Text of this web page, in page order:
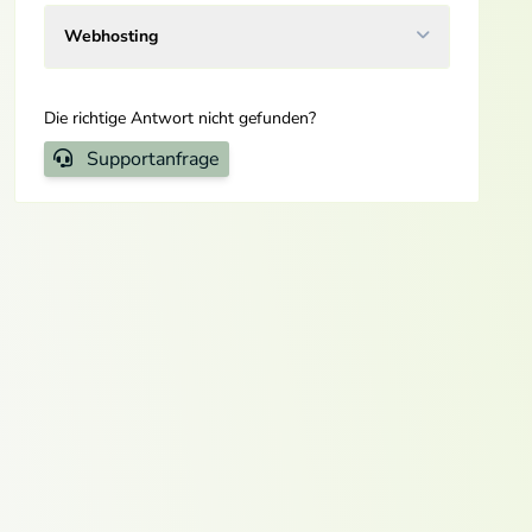
Webhosting
Die richtige Antwort nicht gefunden?
Supportanfrage